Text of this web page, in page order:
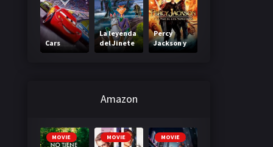
Cars
La leyenda
del Jinete
sin cabeza
Percy
Jackson y
el mar de
Amazon
MOVIE MOVIE MOVIE